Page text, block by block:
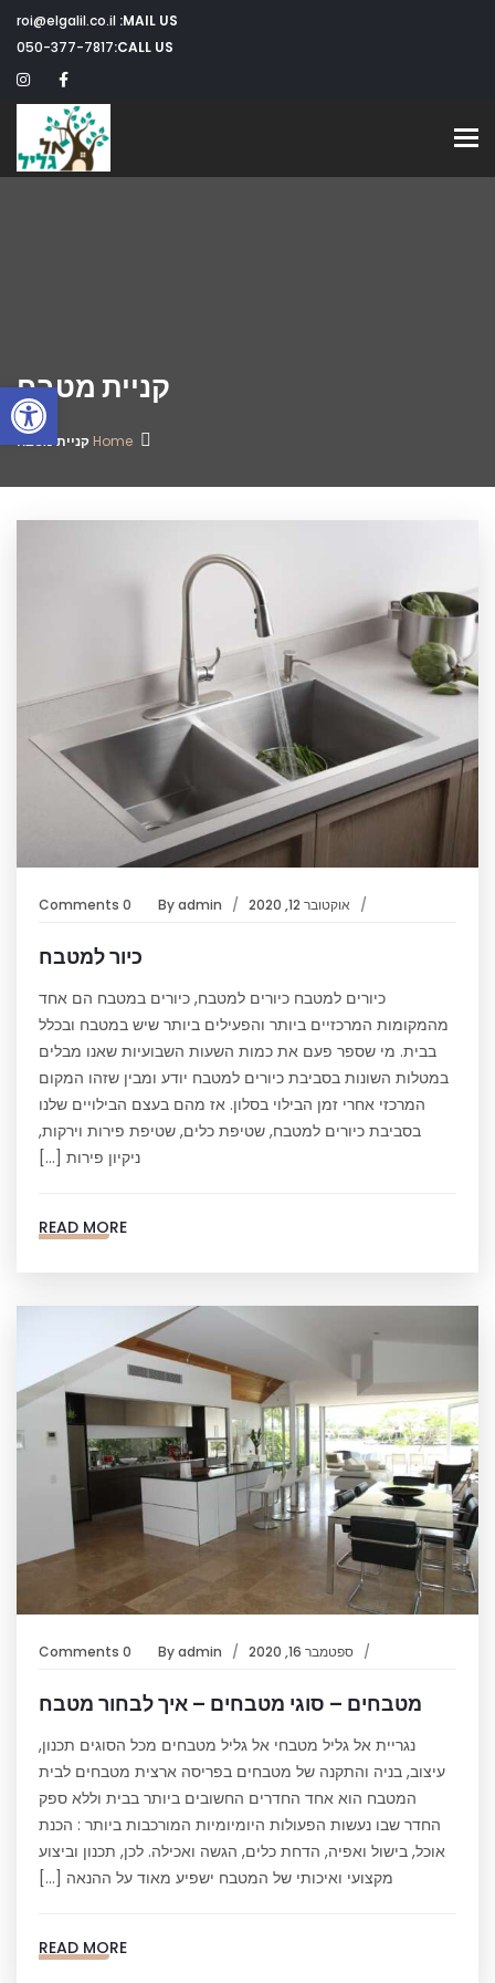
MAIL US:
CALL US:
050-377-7817
Toggle navigation
קניית מטבח
Home קניית מטבח
אוקטובר 12, 2020 Byadmin
0 Comments
כיור למטבח
כיורים למטבח כיורים למטבח, כיורים במטבח הם אחד
מהמקומות המרכזיים ביותר והפעילים ביותר שיש במטבח ובכלל
בבית. מי שספר פעם את כמות השעות השבועיות שאנו מבלים
במטלות השונות בסביבת כיורים למטבח יודע ומבין שזהו המקום
המרכזי אחרי זמן הבילוי בסלון. אז מהם בעצם הבילויים שלנו
בסביבת כיורים למטבח, שטיפת כלים, שטיפת פירות וירקות,
ניקיון פירות […]
READ MORE
ספטמבר 16, 2020 Byadmin
0 Comments
מטבחים – סוגי מטבחים – איך לבחור מטבח
נגריית אל גליל מטבחי אל גליל מטבחים מכל הסוגים תכנון,
עיצוב, בניה והתקנה של מטבחים בפריסה ארצית מטבחים לבית
המטבח הוא אחד החדרים החשובים ביותר בבית וללא ספק
החדר שבו נעשות הפעולות היומיומיות המורכבות ביותר : הכנת
אוכל, בישול ואפיה, הדחת כלים, הגשה ואכילה. לכן, תכנון וביצוע
מקצועי ואיכותי של המטבח ישפיע מאוד על ההנאה […]
READ MORE